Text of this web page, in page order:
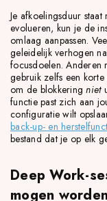
Je afkoelingsduur
evolueren, kun je de
omlaag aanpassen.
geleidelijk verhogen
focusdoelen. Anderen
gebruik zelfs een
om de blokkeringniet
functie past zich aan
configuratie wilt
back-up- en
bestand dat je op elk
Deep Work-
mogen worden